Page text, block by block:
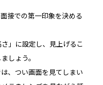
接での第一印象を決める
」に設定し、見上げるこ
しょう。
、つい画面を見てしまい